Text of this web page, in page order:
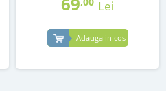
Lei
Adauga in cos